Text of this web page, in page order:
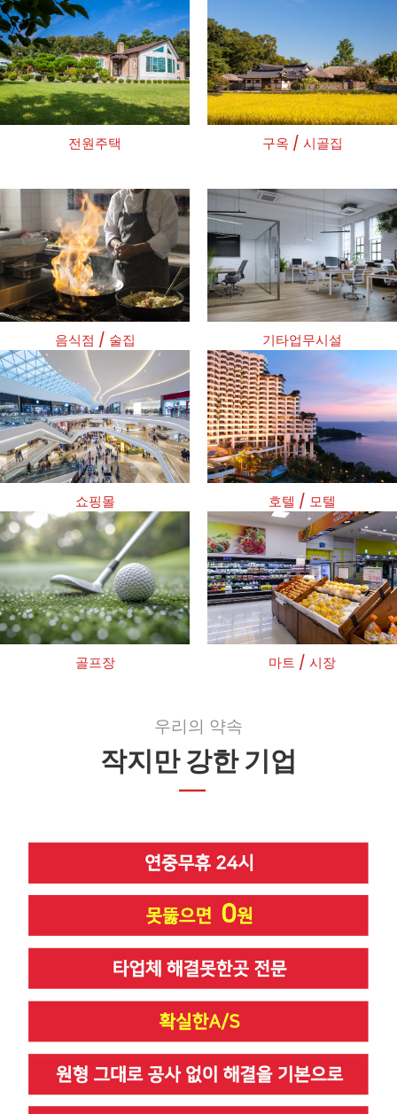
전원주택
음식점 / 술집
구옥 / 시골집
기타업무시설
쇼핑몰 호텔 / 모텔
골프장 마트 / 시장
우리의 약속
작지만 강한 기업